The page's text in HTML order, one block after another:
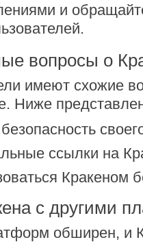
и
вопросы о
имеют схожие
Ниже
ссылки на
Кракеном
с другими
обширен, и